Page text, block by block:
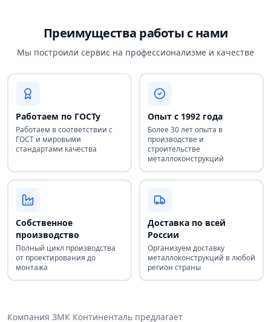
Преимущества работы с нами
Мы построили сервис на профессионализме и качестве
Работаем по ГОСТу
Работаем в соответствии с
ГОСТ и мировыми
стандартами качества
Опыт с 1992 года
Более 30 лет опыта в
производстве и
строительстве
металлоконструкций
Собственное
производство
Полный цикл производства
от проектирования до
монтажа
Доставка по всей
России
Организуем доставку
металлоконструкций в любой
регион страны
Компания ЗМК Континенталь предлагает